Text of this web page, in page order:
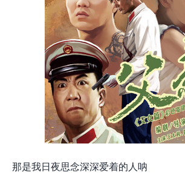
那是我日夜思念深深爱着的人呐